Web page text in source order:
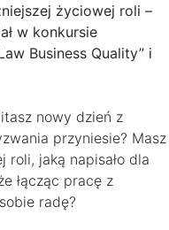
życiowej roli –
w konkursie
Business Quality” i
nowy dzień z
przyniesie? Masz
roli, jaką napisało dla
łącząc pracę z
radę?